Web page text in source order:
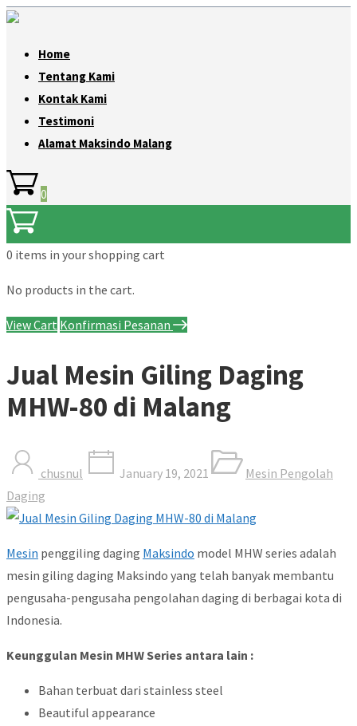
Home
Tentang Kami
Kontak Kami
Testimoni
Alamat Maksindo Malang
0
0 items in your shopping cart
No products in the cart.
View Cart Konfirmasi Pesanan
Jual Mesin Giling Daging
MHW-80 di Malang
chusnul January 19, 2021
Mesin Pengolah
Daging
Mesin penggiling daging Maksindo model MHW series adalah
mesin giling daging Maksindo yang telah banyak membantu
pengusaha-pengusaha pengolahan daging di berbagai kota di
Indonesia.
Keunggulan Mesin MHW Series antara lain :
Bahan terbuat dari stainless steel
Beautiful appearance